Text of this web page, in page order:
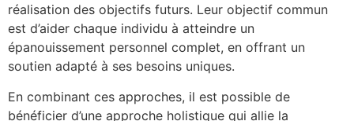
réalisation des objectifs futurs. Leur objectif commun
est d’aider chaque individu à atteindre un
épanouissement personnel complet, en offrant un
soutien adapté à ses besoins uniques.
En combinant ces approches, il est possible de
bénéficier d’une approche holistique qui allie la